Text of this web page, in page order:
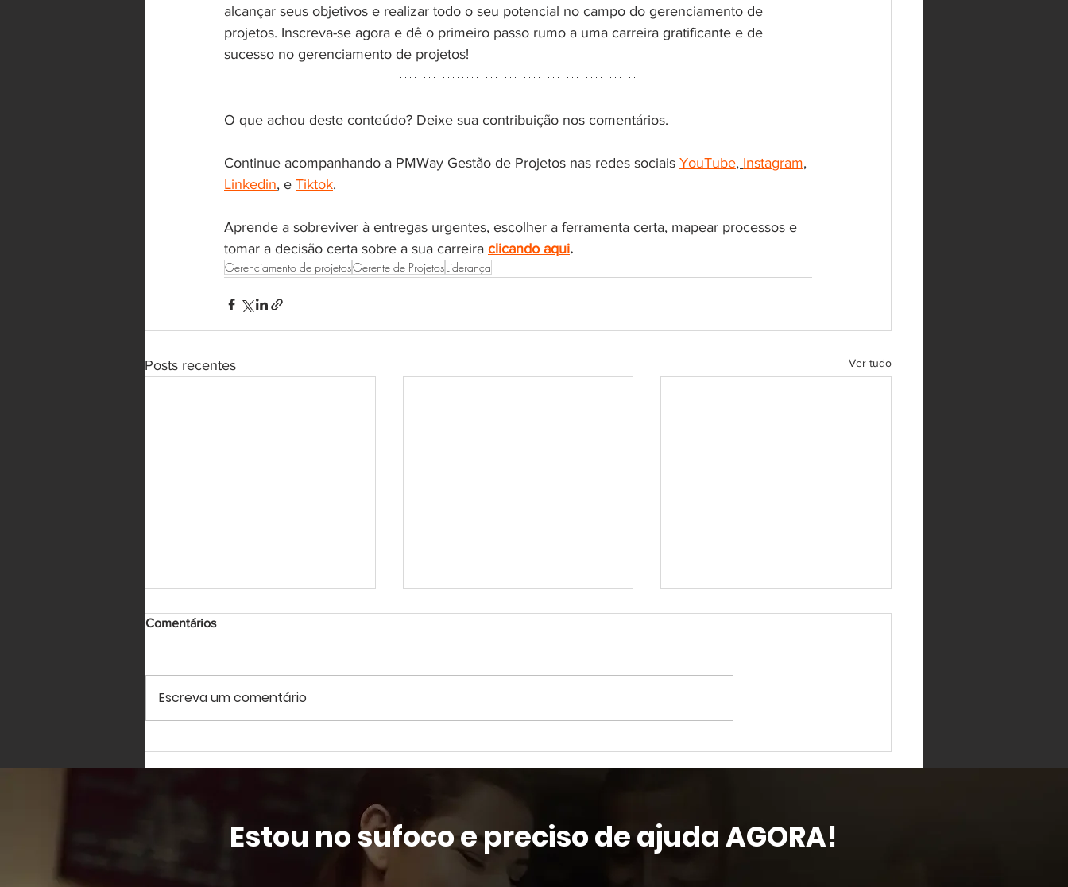
alcançar seus objetivos e realizar todo o seu potencial no campo do gerenciamento de
projetos. Inscreva-se agora e dê o primeiro passo rumo a uma carreira gratificante e de
sucesso no gerenciamento de projetos!
O que achou deste conteúdo? Deixe sua contribuição nos comentários.
Continue acompanhando a PMWay Gestão de Projetos nas redes sociais YouTube, Instagram,
Linkedin, e Tiktok.
Aprende a sobreviver à entregas urgentes, escolher a ferramenta certa, mapear processos e
tomar a decisão certa sobre a sua carreira clicando aqui.
Gerenciamento de projetosGerente de ProjetosLiderança
Posts recentes Ver tudo
Comentários
Escreva um comentário
Estou no sufoco e preciso de ajuda AGORA!